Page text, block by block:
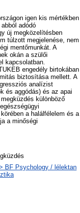
igen kis mértékben
adódó
új megközelítésben
túlzott megjelenése, nem
mentőmunkát. A
okán a szülői
kapcsolatban.
engedély birtokában
biztosítása mellett. A
analízist
és aggódás) és az apai
különböző
a halálfélelem és a
a minőségi
BF Psychology / lélektan